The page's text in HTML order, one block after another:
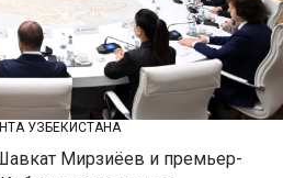
УЗБЕКИСТАНА
Мирзиёев и премьер-